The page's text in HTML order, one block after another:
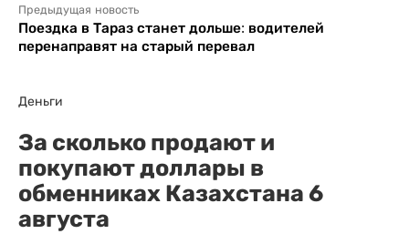
Предыдущая новость
Поездка в Тараз станет дольше: водителей
перенаправят на старый перевал
Деньги
За сколько продают и
покупают доллары в
обменниках Казахстана 6
августа